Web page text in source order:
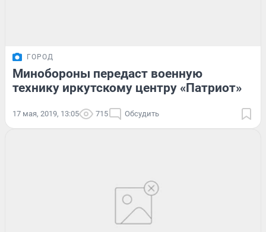
ГОРОД
Минобороны передаст военную
технику иркутскому центру «Патриот»
17 мая, 2019, 13:05 715 Обсудить